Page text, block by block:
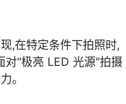
,在特定条件下拍照时,
对"极亮 LED 光源"拍摄
。